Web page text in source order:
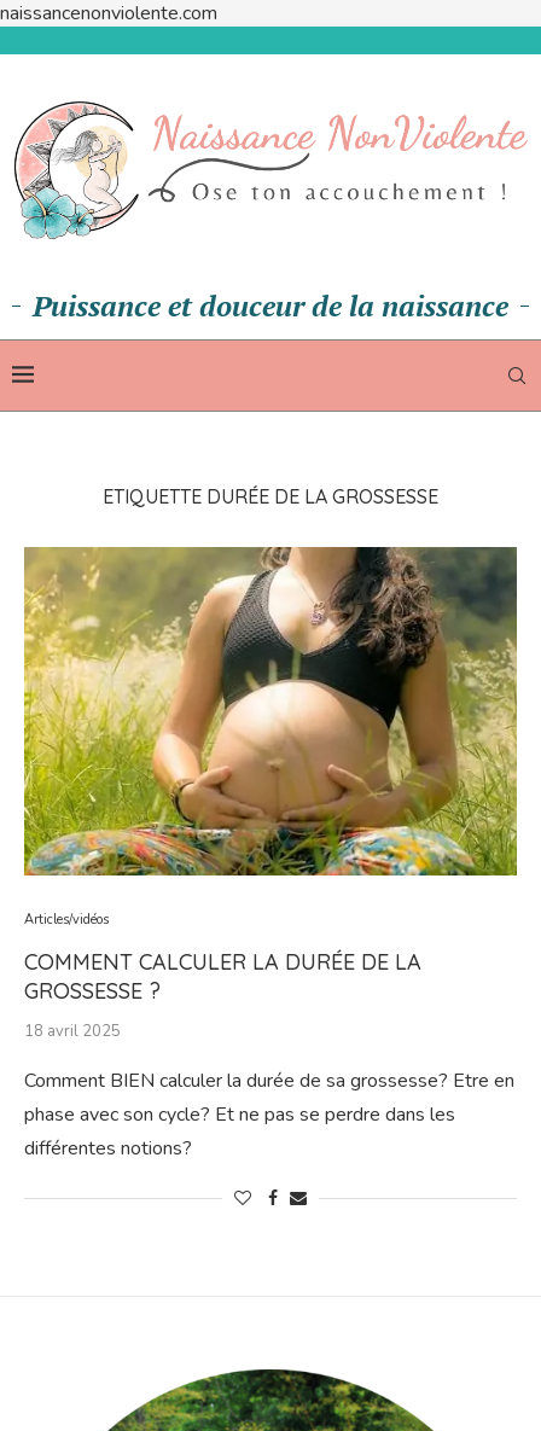
naissancenonviolente.com
Puissance et douceur de la naissance
ETIQUETTE DURÉE DE LA GROSSESSE
Articles/vidéos
COMMENT CALCULER LA DURÉE DE LA
GROSSESSE ?
18 avril 2025
Comment BIEN calculer la durée de sa grossesse? Etre en
phase avec son cycle? Et ne pas se perdre dans les
différentes notions?